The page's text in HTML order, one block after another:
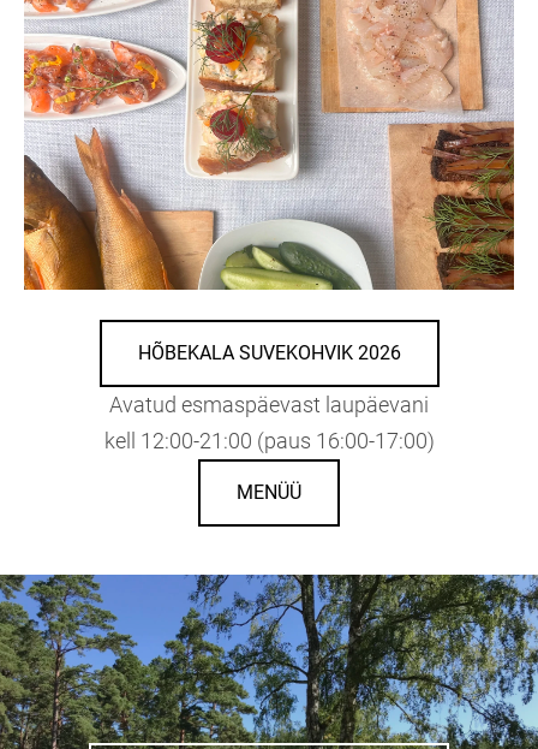
HÕBEKALA SUVEKOHVIK 2026
Avatud esmaspäevast laupäevani
kell 12:00-21:00 (paus 16:00-17:00)
MENÜÜ